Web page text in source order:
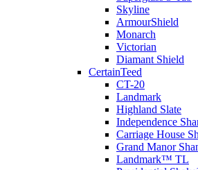
Skyline
ArmourShield
Monarch
Victorian
Diamant Shield
CertainTeed
CT-20
Landmark
Highland Slate
Independence
Carriage House
Grand Manor
Landmark™ TL